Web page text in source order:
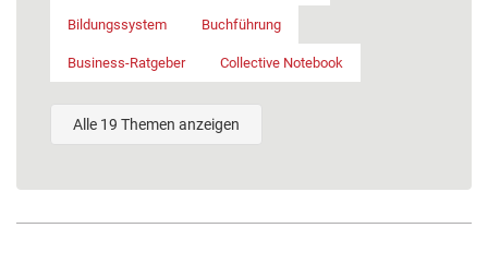
Bildungssystem Buchführung
Business-Ratgeber Collective Notebook
Alle 19 Themen anzeigen